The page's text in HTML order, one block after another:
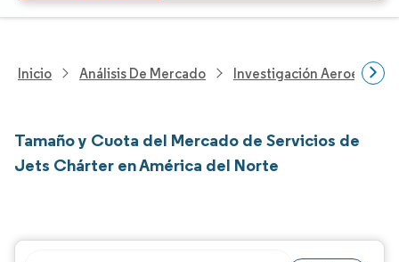
Inicio Análisis De Mercado Investigación
Tamaño y Cuota del Mercado de Servicios de
Jets Chárter en América del Norte